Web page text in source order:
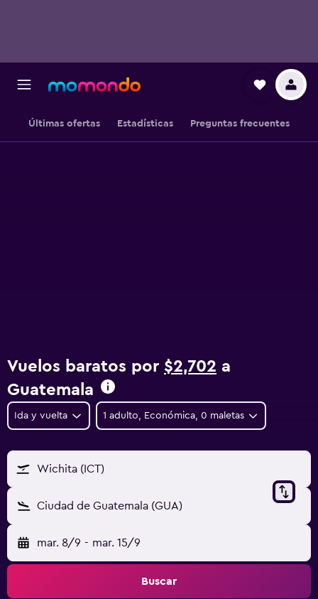
Últimas ofertas Estadísticas Preguntas frecuentes
Vuelos baratos por $2,702 a
Guatemala
Ida y vuelta 1 adulto, Económica, 0 maletas
Wichita (ICT)
Ciudad de Guatemala (GUA)
mar. 8/9 - mar. 15/9
Buscar